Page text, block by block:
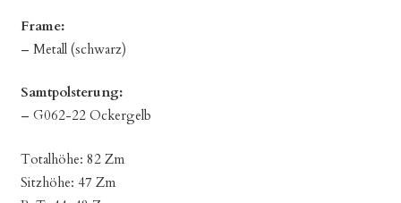
Frame:
– Metall (schwarz)
Samtpolsterung:
– G062-22 Ockergelb
Totalhöhe: 82 Zm
Sitzhöhe: 47 Zm